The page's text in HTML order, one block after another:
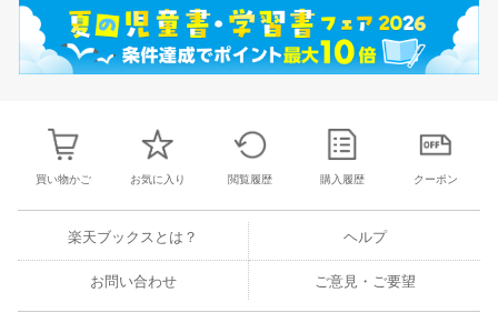
買い物かご お気に入り 閲覧履歴 購入履歴 クーポン
楽天ブックスとは？ ヘルプ
お問い合わせ ご意見・ご要望